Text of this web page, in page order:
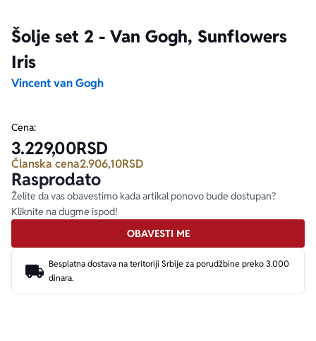
Šolje set 2 - Van Gogh, Sunflowers
Iris
Vincent van Gogh
Cena:
3.229,00RSD
Članska cena2.906,10RSD
Rasprodato
Želite da vas obavestimo kada artikal ponovo bude dostupan?
Kliknite na dugme ispod!
OBAVESTI ME
Besplatna dostava na teritoriji Srbije za porudžbine preko 3.000
dinara.
Ekranizovane knjige
Za poklon
Autori
Poezija
Lični razvoj i popularna psihologija
Bojan Ljubenović
Dejan Tiago-Stanković
Peter Handke
Harlan Koben